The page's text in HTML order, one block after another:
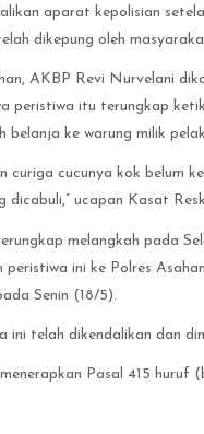
aparat kepolisian
dikepung oleh
AKBP Revi Nurvelani
peristiwa itu terungkap
belanja ke warung milik
curiga cucunya kok belum
dicabuli,” ucapan Kasat
melangkah pada
peristiwa ini ke Polres
Senin (18/5).
ini telah dikendalikan dan
Pasal 415